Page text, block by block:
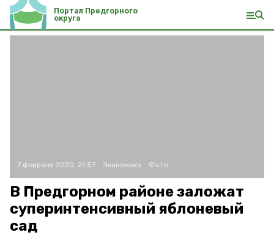
Портал Предгорного
округа
7 февраля 2020, 21:57 Экономика Фото:
В Предгорном районе заложат
суперинтенсивный яблоневый
сад